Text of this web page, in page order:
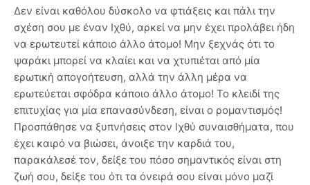
Δεν είναι καθόλου δύσκολο να φτιάξεις και πάλι την
σχέση σου με έναν Ιχθύ, αρκεί να μην έχει προλάβει ήδη
να ερωτευτεί κάποιο άλλο άτομο! Μην ξεχνάς ότι το
ψαράκι μπορεί να κλαίει και να χτυπιέται από μία
ερωτική απογοήτευση, αλλά την άλλη μέρα να
ερωτεύεται σφόδρα κάποιο άλλο άτομο! Το κλειδί της
επιτυχίας για μία επανασύνδεση, είναι ο ρομαντισμός!
Προσπάθησε να ξυπνήσεις στον Ιχθύ συναισθήματα, που
έχει καιρό να βιώσει, άνοιξε την καρδιά του,
παρακάλεσέ τον, δείξε του πόσο σημαντικός είναι στη
ζωή σου, δείξε του ότι τα όνειρά σου είναι μόνο μαζί